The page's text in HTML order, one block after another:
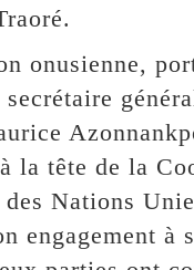
onusienne,
secrétaire
la tête de la
des Nations
engagement à